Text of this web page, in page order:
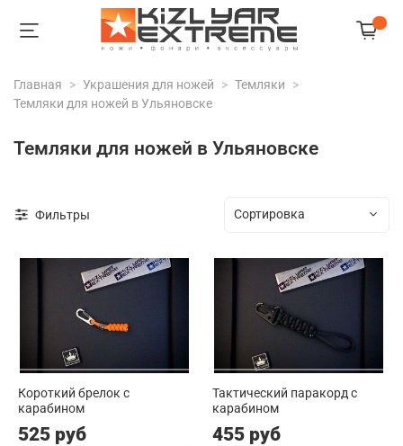
Главная Украшения для ножей
Темляки
Темляки для ножей в Ульяновске
Темляки для ножей в Ульяновске
Фильтры
Короткий брелок с
карабином
525 руб
Тактический паракорд с
карабином
455 руб